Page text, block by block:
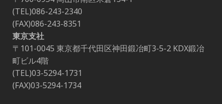
(TEL)086-243-2340
(FAX)086-243-8351
東京支社
〒101-0045 東京都千代田区神田鍛冶町3-5-2 KDX鍛冶
町ビル4階
(TEL)03-5294-1731
(FAX)03-5294-1734